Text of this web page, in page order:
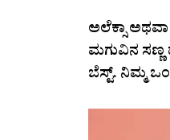
ಅಲೆಕ್ಸಾ
ಮಗುವಿನ
ಬೆಸ್ಟ್‌. ನಿಮ್ಮ